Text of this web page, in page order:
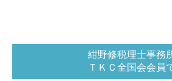
紺野修税理士事務
ＴＫＣ全国会会員